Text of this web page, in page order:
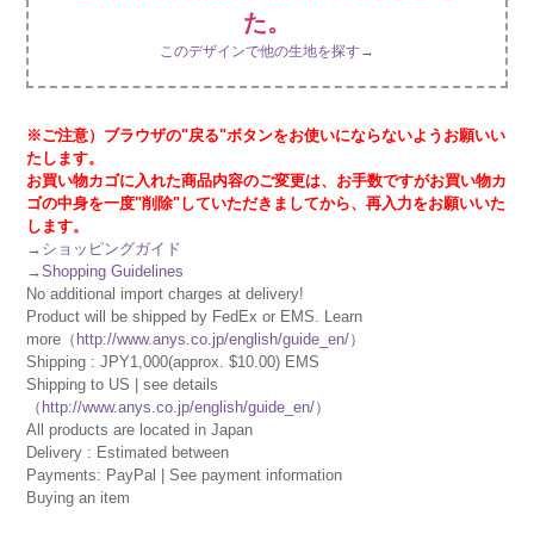
た。
このデザインで他の生地を探す→
※ご注意）ブラウザの"戻る"ボタンをお使いにならないようお願いい
たします。
お買い物カゴに入れた商品内容のご変更は、お手数ですがお買い物カ
ゴの中身を一度"削除"していただきましてから、再入力をお願いいた
します。
→ ショッピングガイド
→Shopping Guidelines
No additional import charges at delivery!
Product will be shipped by FedEx or EMS. Learn
more（ http://www.anys.co.jp/english/guide_en/）
Shipping : JPY1,000(approx. $10.00) EMS
Shipping to US | see details
（ http://www.anys.co.jp/english/guide_en/）
All products are located in Japan
Delivery : Estimated between
Payments: PayPal | See payment information
Buying an item